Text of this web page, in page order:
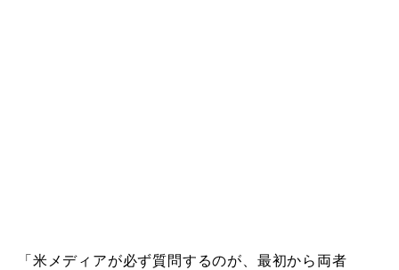
「米メディアが必ず質問するのが、最初から両者